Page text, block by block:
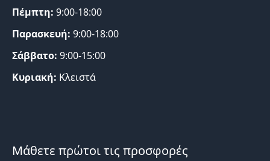
Πέμπτη: 9:00-18:00
Παρασκευή: 9:00-18:00
Σάββατο: 9:00-15:00
Κυριακή: Κλειστά
Μάθετε πρώτοι τις προσφορές